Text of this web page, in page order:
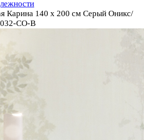
Карина 140 х 200 см Серый Оникс/
СО-В